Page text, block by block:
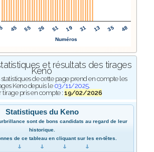
45 55 26 51 19 31 13 35 48
Numéros
et résultats des tirages
Keno
de cette page prend en compte les
Keno depuis le 03/11/2025.
tirage pris en compte :19/02/2026
Statistiques du Keno
sont de bons candidats au regard de leur
historique.
de ce tableau en cliquant sur les en-têtes.